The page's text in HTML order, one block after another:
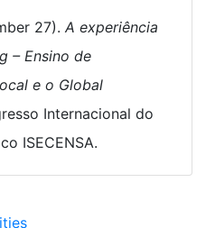
27). A experiência
– Ensino de
e o Global
Internacional do
ISECENSA.